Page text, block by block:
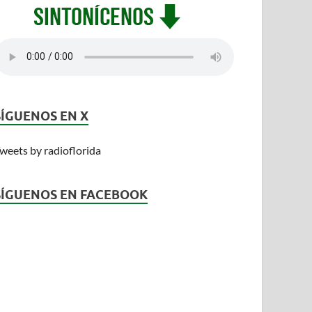
EN X
by radioflorida
EN FACEBOOK